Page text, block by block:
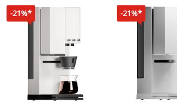
Mode Trickle-Charging: Isi daya
berdaya rendah lainnya dengan
Casing Pelindung untuk Kabel USB-
bawa kabel USB-C dengan praktis
disediakan.
-21%* -21%*